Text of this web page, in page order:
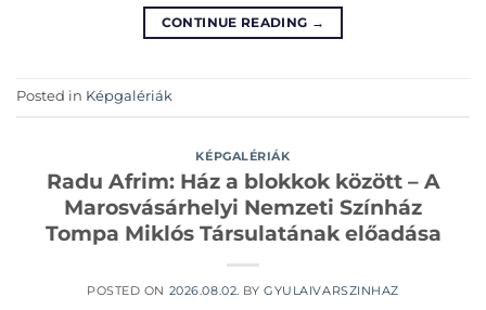
CONTINUE READING →
Posted in Képgalériák
KÉPGALÉRIÁK
Radu Afrim: Ház a blokkok között – A
Marosvásárhelyi Nemzeti Színház
Tompa Miklós Társulatának előadása
POSTED ON 2026.08.02. BYGYULAIVARSZINHAZ